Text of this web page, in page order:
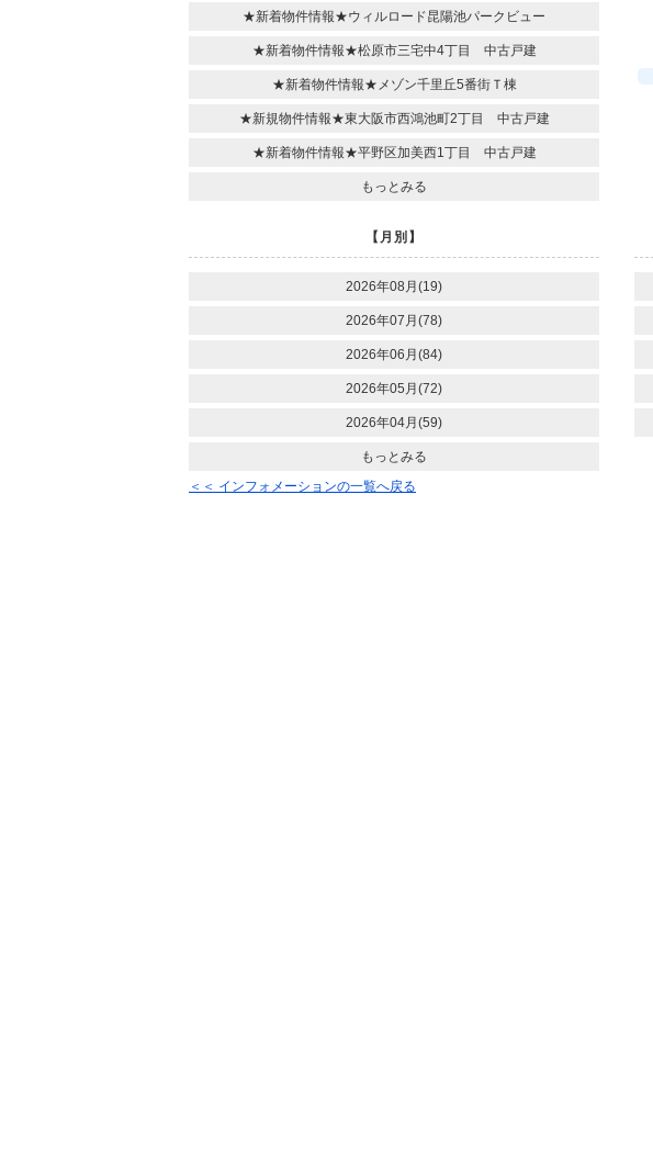
★新着物件情報★ウィルロード昆陽池パークビュー
★新着物件情報★松原市三宅中4丁目 中古戸建
★新着物件情報★メゾン千里丘5番街Ｔ棟
★新規物件情報★東大阪市西鴻池町2丁目 中古戸建
★新着物件情報★平野区加美西1丁目 中古戸建
もっとみる
【月別】
2026年08月(19)
2026年07月(78)
2026年06月(84)
2026年05月(72)
2026年04月(59)
もっとみる
＜＜ インフォメーションの一覧へ戻る